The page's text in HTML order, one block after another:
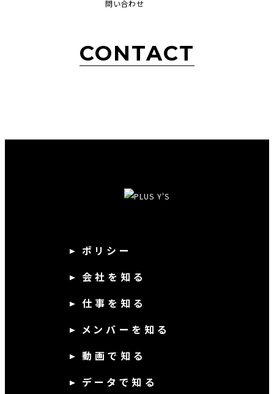
CONTACT
ポリシー
会社を知る
仕事を知る
メンバーを知る
動画で知る
データで知る